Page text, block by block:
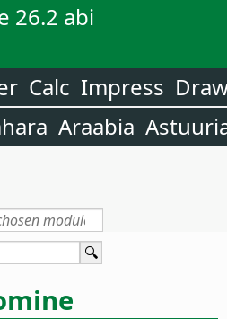
26.2 abi
Calc Impress
Araabia